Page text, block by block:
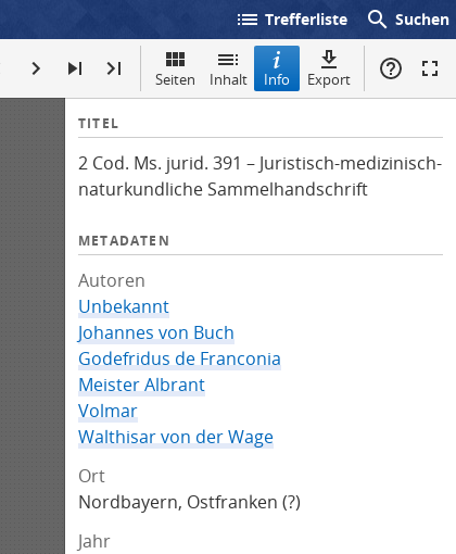
list Trefferliste search Suchen
Seiten Inhalt Info Export
I
f
o
TITEL
2 Cod. Ms. jurid. 391 – Juristisch-medizinisch-
naturkundliche Sammelhandschrift
METADATEN
Autoren
Unbekannt
Johannes von Buch
Godefridus de Franconia
Meister Albrant
Volmar
Walthisar von der Wage
Ort
Nordbayern, Ostfranken (?)
Jahr